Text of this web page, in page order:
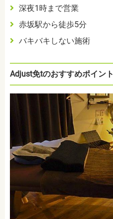
深夜1時まで営業
赤坂駅から徒歩5分
バキバキしない施術
Adjust免tのおすすめポイント